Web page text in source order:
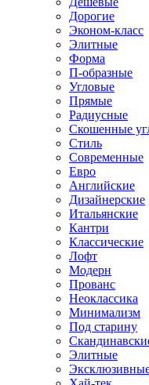
Дорогие
Эконом-класс
Элитные
Форма
П-образные
Угловые
Прямые
Радиусные
Скошенные
Стиль
Современные
Евро
Английские
Дизайнерские
Итальянские
Кантри
Классические
Лофт
Модерн
Прованс
Неоклассика
Минимализм
Под старину
Элитные